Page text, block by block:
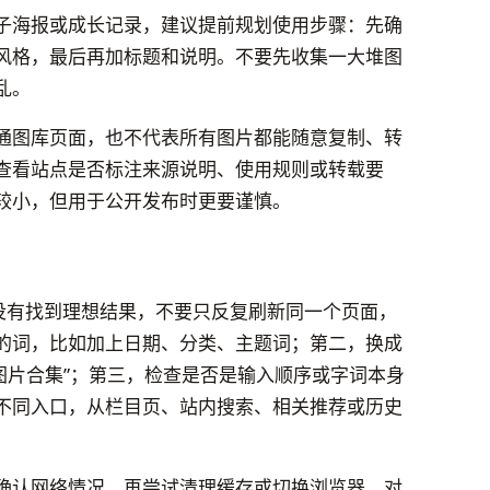
报或成长记录，建议提前规划使用步骤：先确
，最后再加标题和说明。不要先收集一大堆图
库页面，也不代表所有图片都能随意复制、转
站点是否标注来源说明、使用规则或转载要
，但用于公开发布时更要谨慎。
找到理想结果，不要只反复刷新同一个页面，
，比如加上日期、分类、主题词；第二，换成
片合集”；第三，检查是否是输入顺序或字词本身
入口，从栏目页、站内搜索、相关推荐或历史